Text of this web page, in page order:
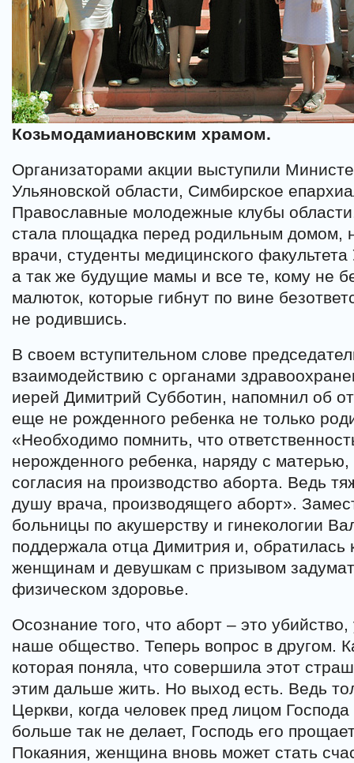
Козьмодамиановским храмом.
Организаторами акции выступили
Ульяновской области, Симбирское
Православные молодежные клубы
стала площадка перед родильным домом,
врачи, студенты медицинского
а так же будущие мамы и все те, кому не
малюток, которые гибнут по вине
не родившись.
В своем вступительном слове
взаимодействию с органами
иерей Димитрий Субботин, напомнил об
еще не рожденного ребенка не только
«Необходимо помнить, что
нерожденного ребенка, наряду с матерью,
согласия на производство аборта. Ведь
душу врача, производящего аборт».
больницы по акушерству и гинекологии
поддержала отца Димитрия и, обратилась
женщинам и девушкам с призывом
физическом здоровье.
Осознание того, что аборт – это
наше общество. Теперь вопрос в другом.
которая поняла, что совершила этот
этим дальше жить. Но выход есть. Ведь
Церкви, когда человек пред лицом
больше так не делает, Господь его
Покаяния, женщина вновь может стать